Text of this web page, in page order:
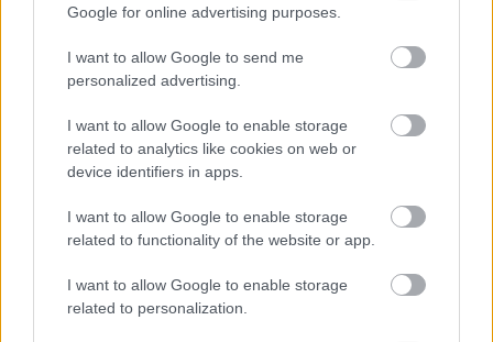
Google for online advertising purposes.
I want to allow Google to send me
personalized advertising.
I want to allow Google to enable storage
related to analytics like cookies on web or
device identifiers in apps.
I want to allow Google to enable storage
related to functionality of the website or app.
I want to allow Google to enable storage
related to personalization.
- Szeretnéd gyorsítani és hatékonyabbá tenni a
- Fontos számodra az AI SEO, GEO és AI láthatóság
- Mindkettő előnyeit szeretnéd kihasználni
- Hosszú távú partnert keresel, aki alkalmazkodik a
változásokhoz